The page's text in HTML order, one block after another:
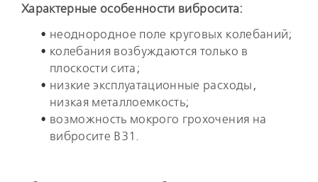
Характерные особенности вибросита:
неоднородное поле круговых колебаний;
колебания возбуждаются только в
плоскости сита;
низкие эксплуатационные расходы,
низкая металлоемкость;
возможность мокрого грохочения на
вибросите В31.